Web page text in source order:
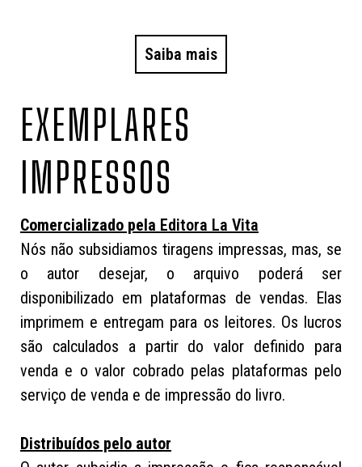
Saiba mais
EXEMPLARES
IMPRESSOS
Comercializado pela Editora La Vita
Nós não subsidiamos tiragens impressas, mas, se
o autor desejar, o arquivo poderá ser
disponibilizado em plataformas de vendas. Elas
imprimem e entregam para os leitores. Os lucros
são calculados a partir do valor definido para
venda e o valor cobrado pelas plataformas pelo
serviço de venda e de impressão do livro.
Distribuídos pelo autor